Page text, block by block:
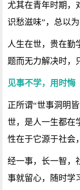
尤其在青年时期，
识愁滋味”，总以
人生在世，贵在勤
题而无力解决时，
见事不学，用时悔
正所谓“世事洞明
世，是人一生都在
性在于它源于社会
经一事，长一智，
事就留心，随时学